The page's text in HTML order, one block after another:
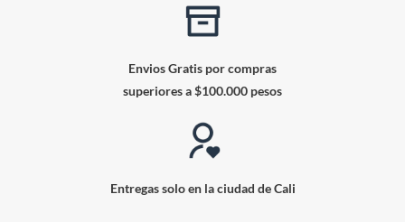
Envios Gratis por compras
superiores a $100.000 pesos
Entregas solo en la ciudad de Cali